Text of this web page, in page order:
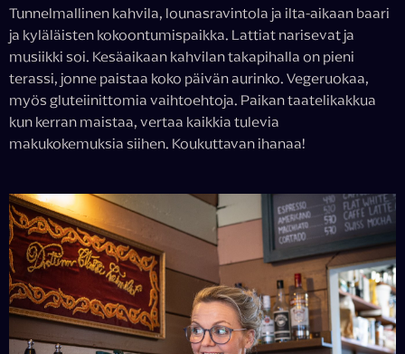
Tunnelmallinen kahvila, lounasravintola ja ilta-aikaan baari
ja kyläläisten kokoontumispaikka. Lattiat narisevat ja
musiikki soi. Kesäaikaan kahvilan takapihalla on pieni
terassi, jonne paistaa koko päivän aurinko. Vegeruokaa,
myös gluteiinittomia vaihtoehtoja. Paikan taatelikakkua
kun kerran maistaa, vertaa kaikkia tulevia
makukokemuksia siihen. Koukuttavan ihanaa!